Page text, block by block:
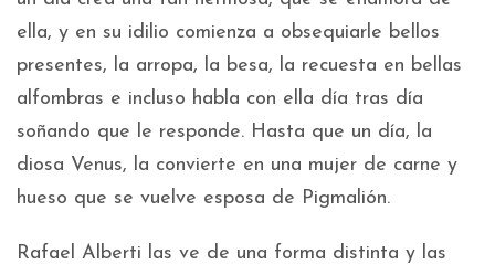
ella, y en su idilio comienza a obsequiarle bellos
presentes, la arropa, la besa, la recuesta en bellas
alfombras e incluso habla con ella día tras día
soñando que le responde. Hasta que un día, la
diosa Venus, la convierte en una mujer de carne y
hueso que se vuelve esposa de Pigmalión.
Rafael Alberti las ve de una forma distinta y las